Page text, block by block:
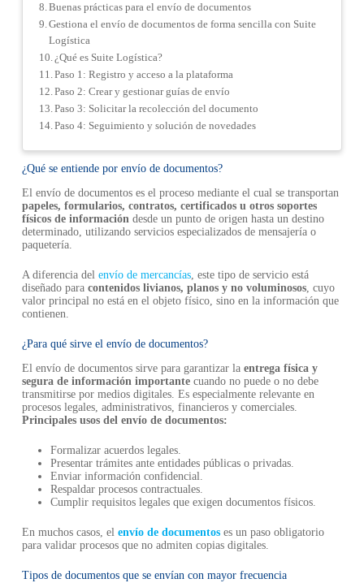
Buenas prácticas para el envío de documentos
Gestiona el envío de documentos de forma sencilla con Suite
Logística
¿Qué es Suite Logística?
Paso 1: Registro y acceso a la plataforma
Paso 2: Crear y gestionar guías de envío
Paso 3: Solicitar la recolección del documento
Paso 4: Seguimiento y solución de novedades
¿Qué se entiende por envío de documentos?
El envío de documentos es el proceso mediante el cual se transportan
papeles, formularios, contratos, certificados u otros soportes
físicos de informacióndesde un punto de origen hasta un destino
determinado, utilizando servicios especializados de mensajería o
paquetería.
A diferencia del envío de mercancías, este tipo de servicio está
diseñado para contenidos livianos, planos y no voluminosos, cuyo
valor principal no está en el objeto físico, sino en la información que
contienen.
¿Para qué sirve el envío de documentos?
El envío de documentos sirve para garantizar la entrega física y
segura de información importantecuando no puede o no debe
transmitirse por medios digitales. Es especialmente relevante en
procesos legales, administrativos, financieros y comerciales.
Principales usos del envío de documentos:
Formalizar acuerdos legales.
Presentar trámites ante entidades públicas o privadas.
Enviar información confidencial.
Respaldar procesos contractuales.
Cumplir requisitos legales que exigen documentos físicos.
En muchos casos, el envío de documentos es un paso obligatorio
para validar procesos que no admiten copias digitales.
Tipos de documentos que se envían con mayor frecuencia